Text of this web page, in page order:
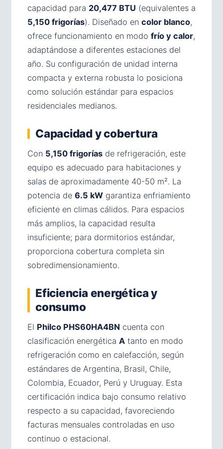
capacidad para 20,477 BTU (equivalentes a
5,150 frigorías). Diseñado en color blanco,
ofrece funcionamiento en modo frío y calor,
adaptándose a diferentes estaciones del
año. Su configuración de unidad interna
compacta y externa robusta lo posiciona
como solución estándar para espacios
residenciales medianos.
Capacidad y cobertura
Con 5,150 frigorías de refrigeración, este
equipo es adecuado para habitaciones y
salas de aproximadamente 40-50 m². La
potencia de 6.5 kW garantiza enfriamiento
eficiente en climas cálidos. Para espacios
más amplios, la capacidad resulta
insuficiente; para dormitorios estándar,
proporciona cobertura completa sin
sobredimensionamiento.
Eficiencia energética y
consumo
El Philco PHS60HA4BN cuenta con
clasificación energética A tanto en modo
refrigeración como en calefacción, según
estándares de Argentina, Brasil, Chile,
Colombia, Ecuador, Perú y Uruguay. Esta
certificación indica bajo consumo relativo
respecto a su capacidad, favoreciendo
facturas mensuales controladas en uso
continuo o estacional.